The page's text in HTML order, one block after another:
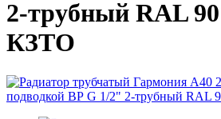
2-трубный RAL
КЗТО